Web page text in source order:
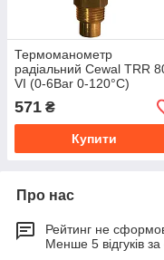
Термоманометр
радіальний Cewal TRR
VI (0-6Bar 0-120°C)
571 ₴
Купити
Про нас
Рейтинг не
Менше 5 відгуків за